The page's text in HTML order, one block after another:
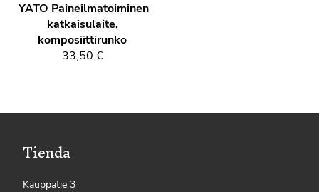
YATO Paineilmatoiminen
katkaisulaite,
komposiittirunko
33,50 €
Tienda
Kauppatie 3